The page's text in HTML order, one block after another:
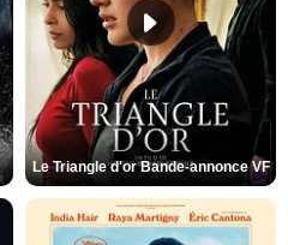
Le Triangle d'or Bande-annonce VF